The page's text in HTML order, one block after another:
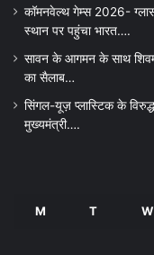
कॉमनवेल्थ गेम्स 2026-
स्थान पर पहुंचा भारत….
सावन के आगमन के साथ
का सैलाब…
सिंगल-यूज़ प्लास्टिक के विरुद्ध
मुख्यमंत्री….
M T W